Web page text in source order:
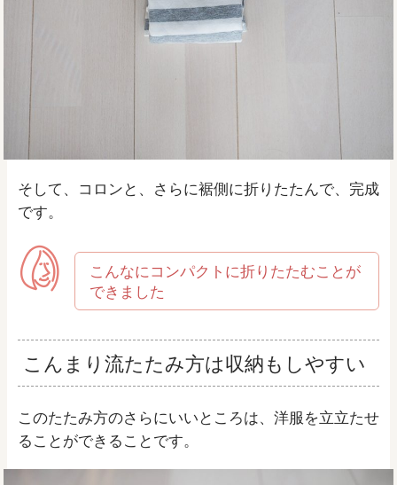
そして、コロンと、さらに裾側に折りたたんで、完成
です。
こんなにコンパクトに折りたたむことが
できました
こんまり流たたみ方は収納もしやすい
このたたみ方のさらにいいところは、洋服を立立たせ
ることができることです。